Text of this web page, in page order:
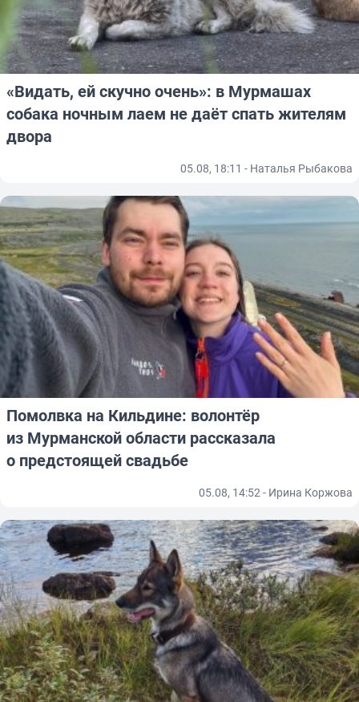
«Видать, ей скучно очень»: в Мурмашах
собака ночным лаем не даёт спать жителям
двора
05.08, 18:11 - Наталья Рыбакова
Помолвка на Кильдине: волонтёр
из Мурманской области рассказала
о предстоящей свадьбе
05.08, 14:52 - Ирина Коржова